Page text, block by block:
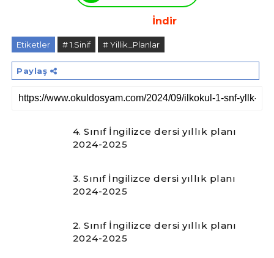
İndir
Etiketler # 1.Sinif # Yillik_Planlar
Paylaş
4. Sınıf İngilizce dersi yıllık planı
2024-2025
3. Sınıf İngilizce dersi yıllık planı
2024-2025
2. Sınıf İngilizce dersi yıllık planı
2024-2025